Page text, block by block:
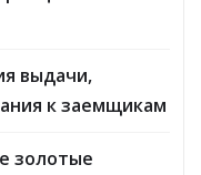
выдачи,
к заемщикам
золотые